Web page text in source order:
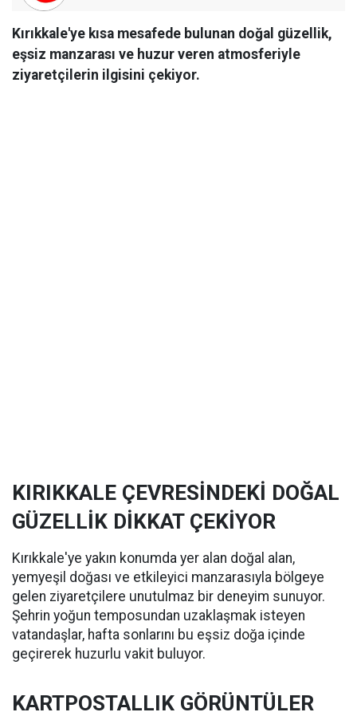
Kırıkkale'ye kısa mesafede bulunan doğal güzellik,
eşsiz manzarası ve huzur veren atmosferiyle
ziyaretçilerin ilgisini çekiyor.
KIRIKKALE ÇEVRESİNDEKİ DOĞAL
GÜZELLİK DİKKAT ÇEKİYOR
Kırıkkale'ye yakın konumda yer alan doğal alan,
yemyeşil doğası ve etkileyici manzarasıyla bölgeye
gelen ziyaretçilere unutulmaz bir deneyim sunuyor.
Şehrin yoğun temposundan uzaklaşmak isteyen
vatandaşlar, hafta sonlarını bu eşsiz doğa içinde
geçirerek huzurlu vakit buluyor.
KARTPOSTALLIK GÖRÜNTÜLER